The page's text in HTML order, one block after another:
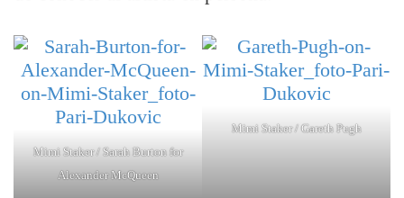
Mimi Staker / Sarah Burton for
Alexander McQueen
Mimi Staker / Gareth Pugh